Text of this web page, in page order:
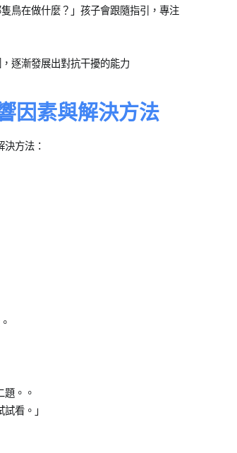
鳥在做什麼？」孩子會跟隨指引，專注
逐漸發展出對抗干擾的能力
因素與解決方法
方法：
題。。
看。」